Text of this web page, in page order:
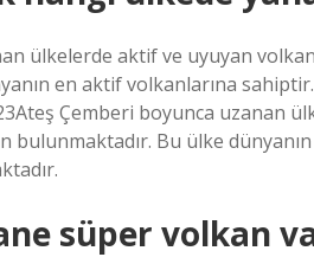
ülkelerde aktif ve uyuyan
en aktif volkanlarına
Çemberi boyunca uzanan
bulunmaktadır. Bu ülke
süper volkan